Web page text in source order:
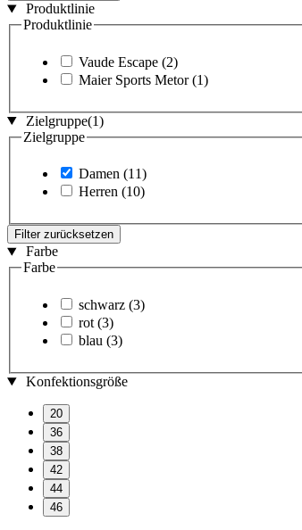
Produktlinie
Produktlinie
Vaude Escape (2)
Maier Sports Metor (1)
Zielgruppe(1)
Zielgruppe
Damen (11)
Herren (10)
Filter zurücksetzen
Farbe
Farbe
schwarz (3)
rot (3)
blau (3)
Konfektionsgröße
20
36
38
42
44
46